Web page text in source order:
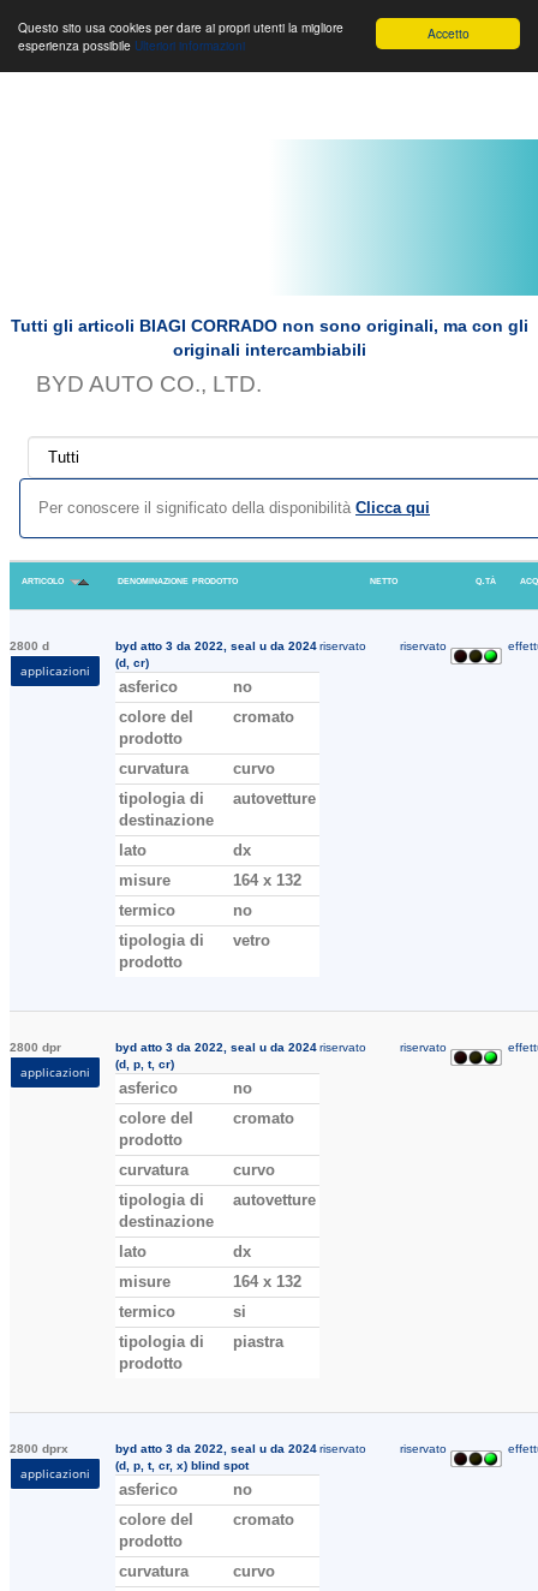
Accetto
Questo sito usa cookies per dare ai propri utenti la migliore
esperienza possibile Ulteriori informazioni
Toggle
navigation
Toggle
navigation
Toggle
Biagi Corrado s.r.l.
Tutti gli articoli BIAGI CORRADO non sono originali, ma con gli
originali intercambiabili
BYD AUTO CO., LTD.
Per conoscere il significato della disponibilità Clicca qui
articolo denominazione prodotto netto q.tà
2800 d
applicazioni
byd atto 3 da 2022, seal u da 2024
(d, cr)
asferico
no
colore del
prodotto
cromato
curvatura
curvo
tipologia di
destinazione
autovetture
lato
dx
misure
164 x 132
termico
no
tipologia di
prodotto
vetro
riservato riservato
2800 dpr
applicazioni
byd atto 3 da 2022, seal u da 2024
(d, p, t, cr)
asferico
no
colore del
prodotto
cromato
curvatura
curvo
tipologia di
destinazione
autovetture
lato
dx
misure
164 x 132
termico
si
tipologia di
prodotto
piastra
riservato riservato
2800 dprx
applicazioni
byd atto 3 da 2022, seal u da 2024
(d, p, t, cr, x) blind spot
asferico
no
colore del
prodotto
cromato
curvatura
curvo
riservato riservato